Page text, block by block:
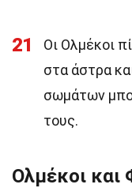
21
Οι Ολμέκοι
στα άστρα
σωμάτων
τους.
Ολμέκοι και